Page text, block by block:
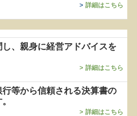
めます
> 詳細はこちら
、親身に経営アドバイスを
> 詳細はこちら
等から信頼される決算書の
> 詳細はこちら